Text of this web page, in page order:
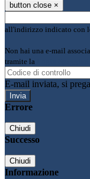
button close ×
all'indirizzo indicato con
Non hai una e-mail
tramite la
E-mail inviata, si
Errore
Chiudi
Successo
Chiudi
Informazione